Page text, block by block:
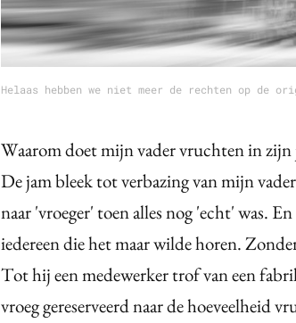
Helaas hebben we niet meer de rechten op de
Waarom doet mijn vader vruchten in zijn
De jam bleek tot verbazing van mijn
naar 'vroeger' toen alles nog 'echt' was.
iedereen die het maar wilde horen.
Tot hij een medewerker trof van een
vroeg gereserveerd naar de hoeveelheid